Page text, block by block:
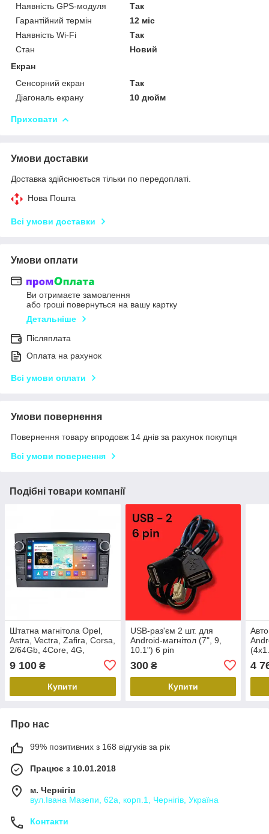
Наявність GPS-модуля
Так
Гарантійний термін
12 міс
Наявність Wi-Fi
Так
Стан
Новий
Екран
Сенсорний екран
Так
Діагональ екрану
10 дюйм
Приховати
Умови доставки
Доставка здійснюється тільки по передоплаті.
Нова Пошта
Всі умови доставки
Умови оплати
Ви отримаєте замовлення
або гроші повернуться на вашу картку
Детальніше
Післяплата
Оплата на рахунок
Всі умови оплати
Умови повернення
Повернення товару впродовж 14 днів за рахунок покупця
Всі умови повернення
Подібні товари компанії
Штатна магнітола Opel,
Astra, Vectra, Zafira, Corsa,
2/64Gb, 4Core, 4G,
дюймів, Black, QIV Q1
9 100 ₴
Купити
USB-paз'єм 2 шт. для
Android-магнітол (7", 9,
10.1") 6 pin
300₴
Купити
4
Про нас
99% позитивних з 168 відгуків за рік
Працює з 10.01.2018
м. Чернігів
вул.Івана Мазепи, 62а, корп.1, Чернігів, Україна
Контакти